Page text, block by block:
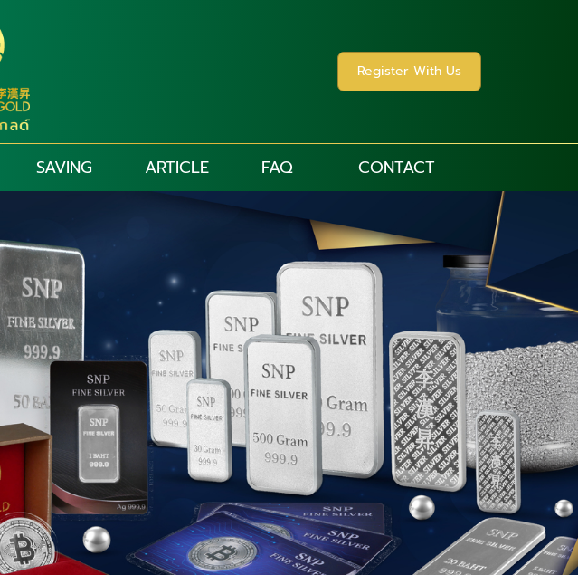
Register With Us
SAVING ARTICLE FAQ CONTACT